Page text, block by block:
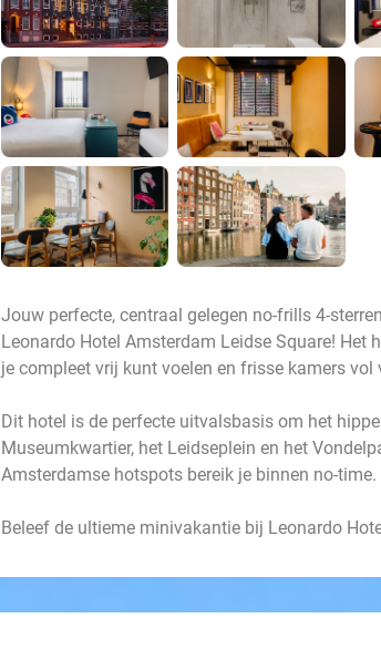
Jouw perfecte, centraal gelegen no-frills 4-
Leonardo Hotel Amsterdam Leidse Square! Het
je compleet vrij kunt voelen en frisse kamers vol
Dit hotel is de perfecte uitvalsbasis om het
Museumkwartier, het Leidseplein en het
Amsterdamse hotspots bereik je binnen no-time.
Beleef de ultieme minivakantie bij Leonardo